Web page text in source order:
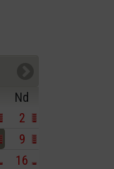
Nd
2
9
16